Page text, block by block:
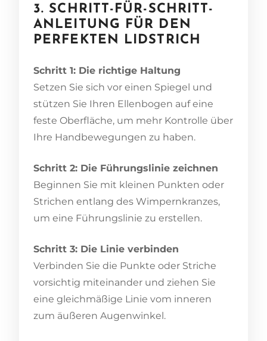
3. SCHRITT-FÜR-SCHRITT-
ANLEITUNG FÜR DEN
PERFEKTEN LIDSTRICH
Schritt 1: Die richtige Haltung
Setzen Sie sich vor einen Spiegel und
stützen Sie Ihren Ellenbogen auf eine
feste Oberfläche, um mehr Kontrolle über
Ihre Handbewegungen zu haben.
Schritt 2: Die Führungslinie zeichnen
Beginnen Sie mit kleinen Punkten oder
Strichen entlang des Wimpernkranzes,
um eine Führungslinie zu erstellen.
Schritt 3: Die Linie verbinden
Verbinden Sie die Punkte oder Striche
vorsichtig miteinander und ziehen Sie
eine gleichmäßige Linie vom inneren
zum äußeren Augenwinkel.